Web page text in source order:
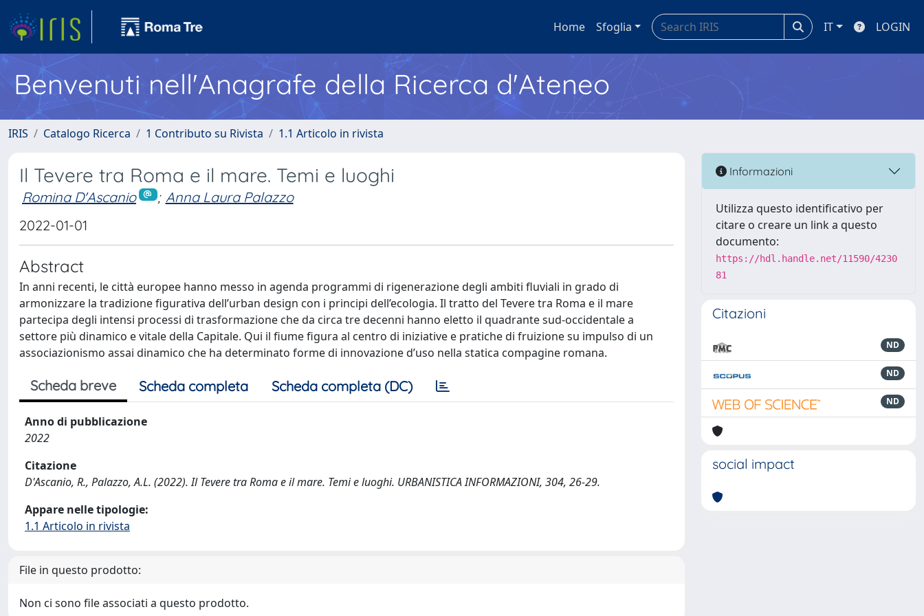
Home Sfoglia IT LOGIN
Benvenuti nell'Anagrafe della Ricerca d'Ateneo
IRIS Catalogo Ricerca 1 Contributo su Rivista 1.1 Articolo in rivista
Il Tevere tra Roma e il mare. Temi e luoghi
Romina D'Ascanio ; Anna Laura Palazzo
2022-01-01
Abstract
In anni recenti, le città europee hanno messo in agenda programmi di rigenerazione degli ambiti fluviali in grado di
armonizzare la tradizione figurativa dell’urban design con i principi dell’ecologia. Il tratto del Tevere tra Roma e il mare
partecipa degli intensi processi di trasformazione che da circa tre decenni hanno eletto il quadrante sud-occidentale a
settore più dinamico e vitale della Capitale. Qui il fiume figura al centro di iniziative e pratiche di fruizione su impulso di un
associazionismo assai dinamico che ha determinato forme di innovazione d’uso nella statica compagine romana.
Scheda breve Scheda completa Scheda completa (DC)
Anno di pubblicazione
2022
Citazione
D'Ascanio, R., Palazzo, A.L. (2022). Il Tevere tra Roma e il mare. Temi e luoghi. URBANISTICA INFORMAZIONI, 304, 26-29.
Appare nelle tipologie:
1.1 Articolo in rivista
File in questo prodotto:
Non ci sono file associati a questo prodotto.
Informazioni
Utilizza questo identificativo per
citare o creare un link a questo
documento:
https://hdl.handle.net/11590/4230
81
Citazioni
ND
ND
ND
social impact